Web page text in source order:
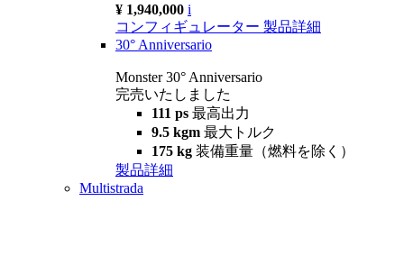
¥ 1,940,000 i
コンフィギュレーター 製品詳細
30° Anniversario
Monster 30° Anniversario
完売いたしました
111 ps 最高出力
9.5 kgm 最大トルク
175 kg 装備重量（燃料を除く）
製品詳細
Multistrada